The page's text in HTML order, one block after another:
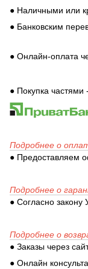
● Наличными или
● Банковским
● Онлайн-оплата
● Покупка частями -
Подробнее о
● Предоставляем
Подробнее о
● Согласно
Подробнее о
● Заказы через
● Онлайн